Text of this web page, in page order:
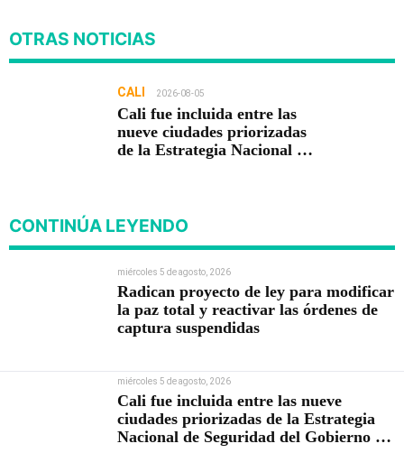
OTRAS NOTICIAS
CALI 2026-08-05
Cali fue incluida entre las
nueve ciudades priorizadas
de la Estrategia Nacional de
CONTINÚA LEYENDO
miércoles 5 de agosto, 2026
Radican proyecto de ley para modificar
la paz total y reactivar las órdenes de
captura suspendidas
miércoles 5 de agosto, 2026
Cali fue incluida entre las nueve
ciudades priorizadas de la Estrategia
Nacional de Seguridad del Gobierno de